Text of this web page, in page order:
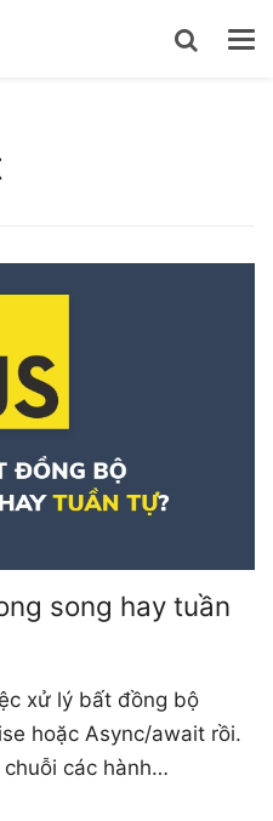
song hay tuần
xử lý bất đồng bộ
hoặc Async/await rồi.
các hành…